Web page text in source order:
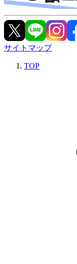
サイトマップ
TOP